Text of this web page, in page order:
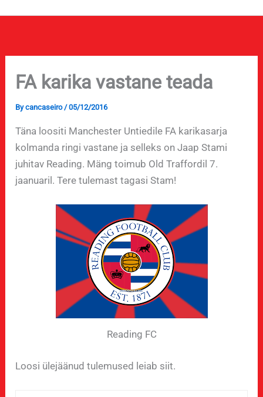
FA karika vastane teada
Bycancaseiro /05/12/2016
Täna loositi Manchester Untiedile FA karikasarja
kolmanda ringi vastane ja selleks on Jaap Stami
juhitav Reading. Mäng toimub Old Traffordil 7.
jaanuaril. Tere tulemast tagasi Stam!
Reading FC
Loosi ülejäänud tulemused leiab siit.